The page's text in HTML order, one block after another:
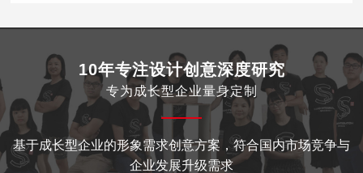
10年专注设计创意深度研究
专为成长型企业量身定制
基于成长型企业的形象需求创意方案，符合国内市场竞争与
企业发展升级需求